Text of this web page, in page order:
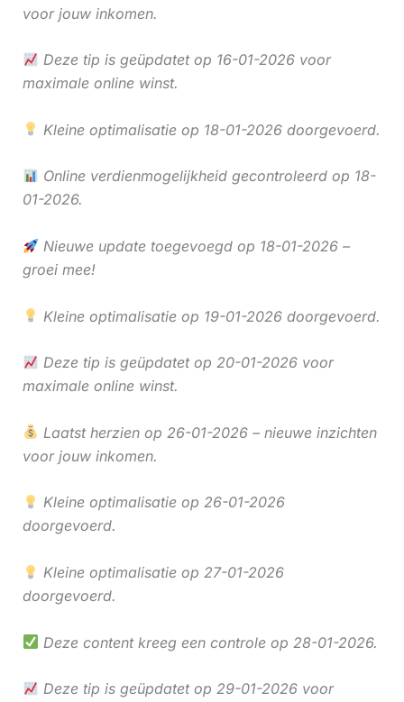
voor jouw inkomen.
Deze tip is geüpdatet op 16-01-2026 voor
maximale online winst.
Kleine optimalisatie op 18-01-2026 doorgevoerd.
Online verdienmogelijkheid gecontroleerd op 18-
01-2026.
Nieuwe update toegevoegd op 18-01-2026 –
groei mee!
Kleine optimalisatie op 19-01-2026 doorgevoerd.
Deze tip is geüpdatet op 20-01-2026 voor
maximale online winst.
Laatst herzien op 26-01-2026 – nieuwe inzichten
voor jouw inkomen.
Kleine optimalisatie op 26-01-2026
doorgevoerd.
Kleine optimalisatie op 27-01-2026
doorgevoerd.
Deze content kreeg een controle op 28-01-2026.
Deze tip is geüpdatet op 29-01-2026 voor